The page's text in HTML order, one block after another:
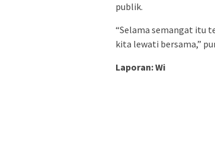
publik.
“Selama semangat itu
kita lewati bersama,”
Laporan: Wi